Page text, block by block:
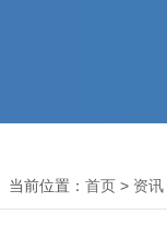
当前位置：首页 > 资讯